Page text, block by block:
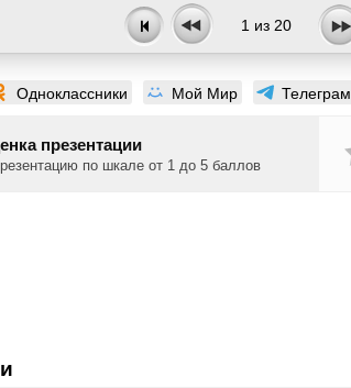
1 из 20
Одноклассники Мой Мир Телеграм
презентации
по шкале от 1 до 5 баллов